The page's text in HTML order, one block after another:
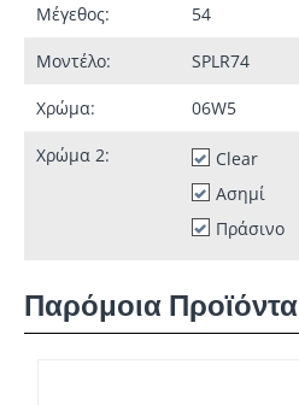
Μέγεθος: 54
Μοντέλο: SPLR74
Χρώμα: 06W5
Χρώμα 2:
Clear
Ασημί
Πράσινο
Παρόμοια Προϊόντα